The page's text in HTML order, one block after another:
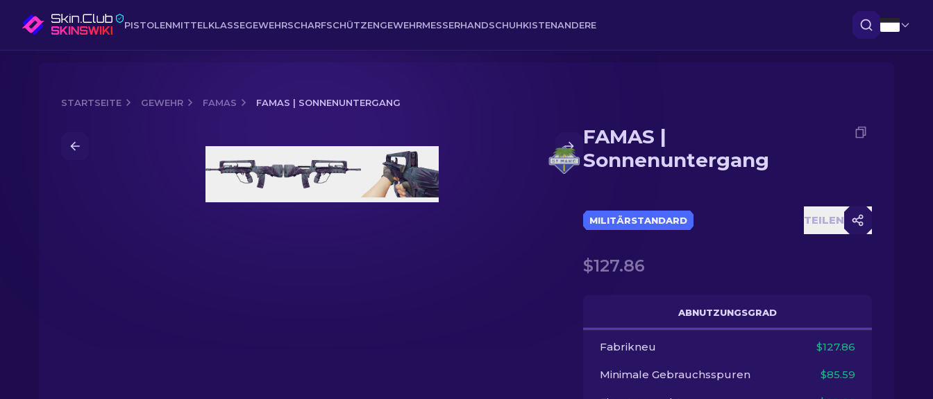
PISTOLENMITTELKLASSEGEWEHRSCHARFSCHÜTZENGEWEHRMESSERHANDSCHUHKISTENANDERE
STARTSEITE GEWEHR FAMAS FAMAS | SONNENUNTERGANG
FAMAS |
Sonnenuntergang
MILITÄRSTANDARD TEILEN
$127.86
ABNUTZUNGSGRAD
Fabrikneu $127.86
Minimale Gebrauchsspuren $85.59